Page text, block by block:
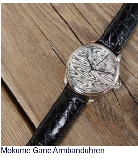
Mokume Gane Armbanduhren